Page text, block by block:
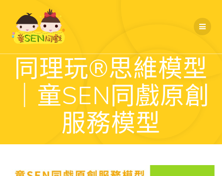
同理玩®️思維模型
｜童SEN同戲原創
服務模型